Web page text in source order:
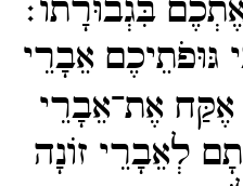
בִּגְבוּרָתוֹ׃
גּוּפֹתֵיכֶם אֵבָרֵי
אֶת־​אֵבָרֵי
לְאֵבָרֵי זוֹנָה